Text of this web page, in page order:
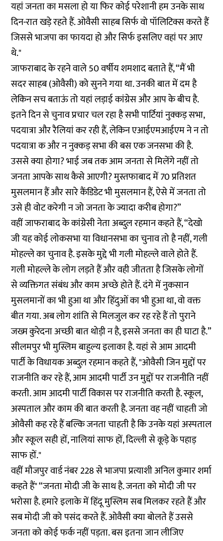
यहां जनता का मसला हो या फिर कोई परेशानी हम उनके साथ
दिन-रात खड़े रहते हैं. ओवैसी साहब सिर्फ वो पॉलिटिक्स करते हैं
जिससे भाजपा का फायदा हो और सिर्फ इसलिए वहां पर आए
थे."
जाफराबाद के रहने वाले 50 वर्षीय शमशाद बताते हैं, “मैं भी
सदर साहब (ओवैसी) को सुनने गया था. उनकी बात में दम है
लेकिन सच बताऊं तो यहां लड़ाई कांग्रेस और आप के बीच है.
इतने दिन से चुनाव प्रचार चल रहा है सभी पार्टियां नुक्कड़ सभा,
पदयात्रा और रैलियां कर रही हैं, लेकिन एआईएमआईएम ने न तो
पदयात्रा क और न नुक्कड़ सभा की बस एक जनसभा की है.
उससे क्या होगा? भाई जब तक आम जनता से मिलेंगे नहीं तो
जनता आपके साथ कैसे आएगी? मुस्तफाबाद में 70 प्रतिशत
मुसलमान हैं और सारे कैंडिडेट भी मुसलमान हैं, ऐसे में जनता तो
उसे ही वोट करेगी न जो जनता के ज्यादा करीब होगा?”
वहीं जाफराबाद के कांग्रेसी नेता अब्दुल रहमान कहते हैं, “देखो
जी यह कोई लोकसभा या विधानसभा का चुनाव तो है नहीं, गली
मोहल्ले का चुनाव है. इसके मुद्दे भी गली मोहल्ले वाले होते हैं.
गली मोहल्ले के लोग लड़ते हैं और वही जीतता है जिसके लोगों
से व्यक्तिगत संबंध और काम अच्छे होते हैं. दंगे में नुकसान
मुसलमानों का भी हुआ था और हिंदुओं का भी हुआ था, वो वक्त
बीत गया. अब लोग शांति से मिलजुल कर रह रहे हैं तो पुराने
जख्म कुरेदना अच्छी बात थोड़ी न है, इससे जनता का ही घाटा है.”
सीलमपुर भी मुस्लिम बाहुल्य इलाका है. यहां से आम आदमी
पार्टी के विधायक अब्दुल रहमान कहते हैं, "ओवैसी जिन मुद्दों पर
राजनीति कर रहे हैं, आम आदमी पार्टी उन मुद्दों पर राजनीति नहीं
करती. आम आदमी पार्टी विकास पर राजनीति करती है. स्कूल,
अस्पताल और काम की बात करती है. जनता वह नहीं चाहती जो
ओवैसी कह रहे हैं बल्कि जनता चाहती है कि उनके यहां अस्पताल
और स्कूल सही हों, नालियां साफ हों, दिल्ली से कूड़े के पहाड़
साफ हों."
वहीं मौजपुर वार्ड नंबर 228 से भाजपा प्रत्याशी अनिल कुमार शर्मा
कहते हैं" “जनता मोदी जी के साथ है. जनता को मोदी जी पर
भरोसा है. हमारे इलाके में हिंदू मुस्लिम सब मिलकर रहते हैं और
सब मोदी जी को पसंद करते हैं. ओवैसी क्या बोलते हैं उससे
जनता को कोई फर्क नहीं पड़ता. बस इतना जान लीजिए